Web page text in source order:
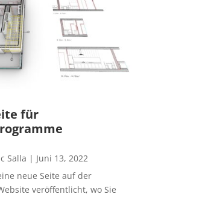
für
Salla | Juni 13, 2022
neue Seite auf der
veröffentlicht, wo Sie